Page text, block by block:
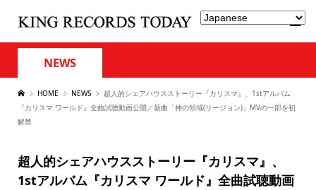
NEWS
HOME NEWS
超人的シェアハウスストーリー『カリスマ』、1stアルバム
『カリスマ ワールド』全曲試聴動画公開／新曲「神の領域(リージョン)」MVの一部を初
解禁
超人的シェアハウスストーリー『カリスマ』、
1stアルバム『カリスマ ワールド』全曲試聴動画